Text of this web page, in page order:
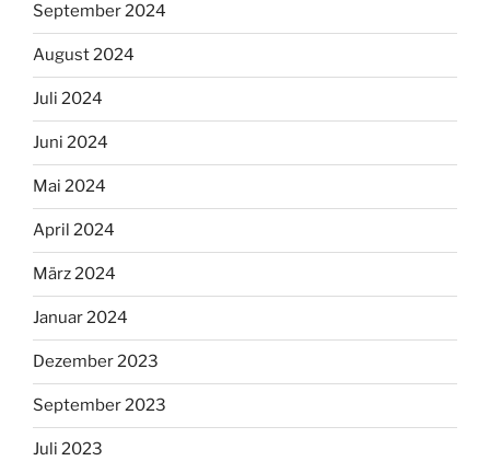
September 2024
August 2024
Juli 2024
Juni 2024
Mai 2024
April 2024
März 2024
Januar 2024
Dezember 2023
September 2023
Juli 2023